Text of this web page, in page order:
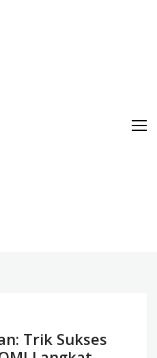
Trik Sukses